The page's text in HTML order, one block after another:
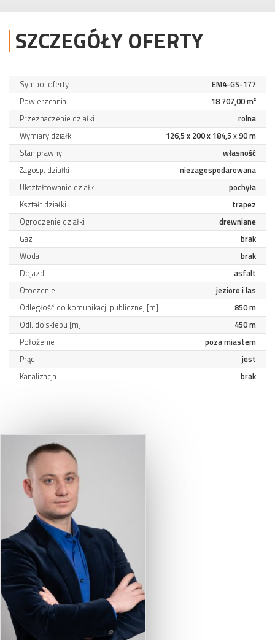
SZCZEGÓŁY OFERTY
Symbol oferty
EM4-GS-177
Powierzchnia
18 707,00 m²
Przeznaczenie działki
rolna
Wymiary działki
126,5 x 200 x 184,5 x 90 m
Stan prawny
własność
Zagosp. działki
niezagospodarowana
Ukształtowanie działki
pochyła
Kształt działki
trapez
Ogrodzenie działki
drewniane
Gaz
brak
Woda
brak
Dojazd
asfalt
Otoczenie
jezioro i las
Odległość do komunikacji publicznej [m]
850 m
Odl. do sklepu [m]
450 m
Położenie
poza miastem
Prąd
jest
Kanalizacja
brak